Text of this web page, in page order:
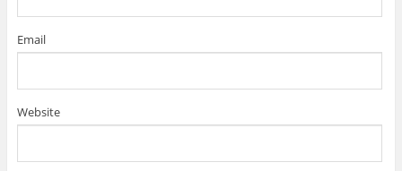
Email
Website